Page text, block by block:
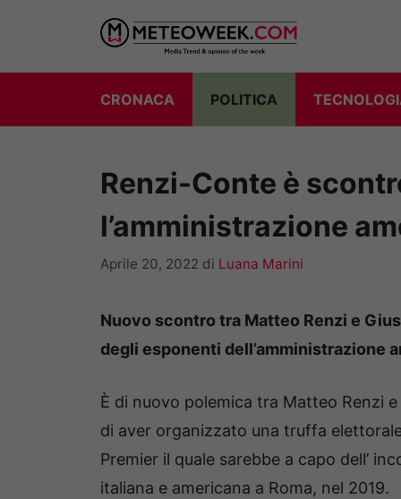
contenuto
CRONACA POLITICA
Renzi-Conte è
l’amministrazione
Aprile 20, 2022 di Luana Marini
Nuovo scontro tra Matteo Renzi e
degli esponenti dell’amministrazione
È di nuovo polemica tra Matteo Renzi
di aver organizzato una truffa elettorale
Premier il quale sarebbe a capo dell’
italiana e americana a Roma, nel 2019.